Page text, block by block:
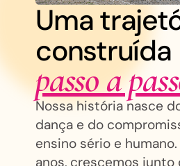
Uma
construída
passo a
Nossa história nasce
dança e do
ensino sério e
anos, crescemos junto